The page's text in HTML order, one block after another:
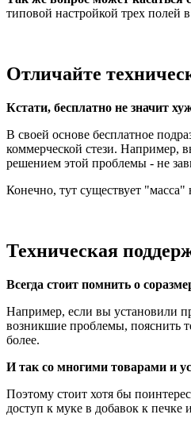
типовой настройкой трех полей
Отличайте
Кстати, бесплатно не значит
В своей основе бесплатное
коммерческой стези. Например,
решением этой проблемы - не
Конечно, тут существует
Техническая
Всегда стоит помнить о
Например, если вы установили
возникшие проблемы, пояснить
более.
И так со многими товарами и
Поэтому стоит хотя бы
доступ к муке в добавок к печке